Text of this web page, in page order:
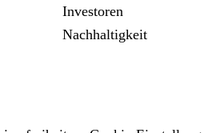
Investoren
Nachhaltigkeit